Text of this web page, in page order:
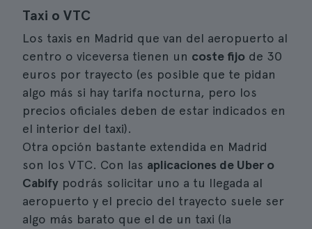
Taxi o VTC
Los taxis en Madrid que van del aeropuerto al
centro o viceversa tienen un coste fijo de 30
euros por trayecto (es posible que te pidan
algo más si hay tarifa nocturna, pero los
precios oficiales deben de estar indicados en
el interior del taxi).
Otra opción bastante extendida en Madrid
son los VTC. Con las aplicaciones de Uber o
Cabify podrás solicitar uno a tu llegada al
aeropuerto y el precio del trayecto suele ser
algo más barato que el de un taxi (la